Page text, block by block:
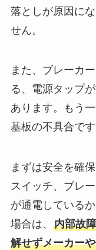
落としが原因に
せん。
また、ブレーカ
る、電源タップ
あります。もう
基板の不具合です
まずは安全を確
スイッチ、ブレ
が通電している
場合は、 内部故
解せずメーカー